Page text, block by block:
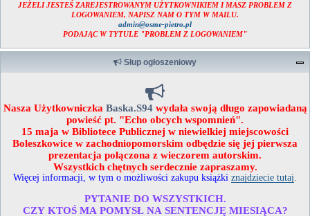
JEŻELI JESTEŚ ZAREJESTROWANYM UŻYTKOWNIKIEM I MASZ PROBLEM Z
LOGOWANIEM, NAPISZ NAM O TYM W MAILU.
admin@osme-pietro.pl
PODAJĄC W TYTULE "PROBLEM Z LOGOWANIEM"
Słup ogłoszeniowy
Nasza Użytkowniczka Baska.S94 wydała swoją długo zapowiadaną
powieść pt. "Echo obcych wspomnień".
15 maja w Bibliotece Publicznej w niewielkiej miejscowości
Boleszkowice w zachodniopomorskim odbędzie się jej pierwsza
prezentacja połączona z wieczorem autorskim.
Wszystkich chętnych serdecznie zapraszamy.
Więcej informacji, w tym o możliwości zakupu książki znajdziecie tutaj
PYTANIE DO WSZYSTKICH.
CZY KTOŚ MA POMYSŁ NA SENTENCJĘ MIESIĄCA?